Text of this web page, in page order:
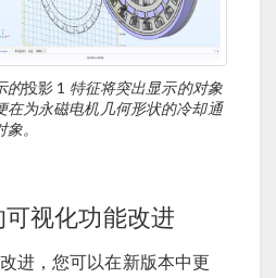
的投影 1 特征将突出显示的对象
在为永磁电机几何形状的冷却通
。
视化功能改进
进，您可以在新版本中更